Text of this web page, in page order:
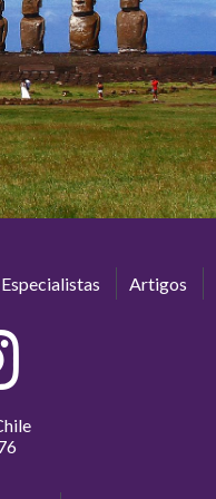
Especialistas Artigos